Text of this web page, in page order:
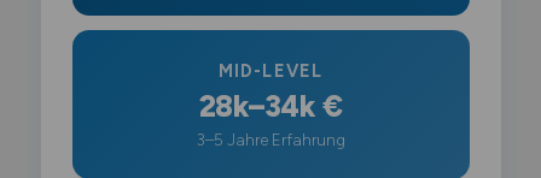
MID-LEVEL
28k–34k €
3–5 Jahre Erfahrung